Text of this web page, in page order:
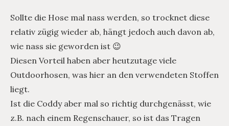
Sollte die Hose mal nass werden, so trocknet diese
relativ zügig wieder ab, hängt jedoch auch davon ab,
wie nass sie geworden ist 😉
Diesen Vorteil haben aber heutzutage viele
Outdoorhosen, was hier an den verwendeten Stoffen
liegt.
Ist die Coddy aber mal so richtig durchgenässt, wie
z.B. nach einem Regenschauer, so ist das Tragen